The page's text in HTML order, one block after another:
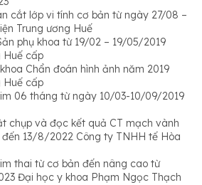
cắt lớp vi tính cơ bản từ ngày 27/08 –
Trung ương Huế
phụ khoa từ 19/02 – 19/05/2019
Huế cấp
Chẩn đoán hình ảnh năm 2019
Huế cấp
06 tháng từ ngày 10/03-10/09/2019
chụp và đọc kết quả CT mạch vành
13/8/2022 Công ty TNHH tế Hòa
thai từ cơ bản đến nâng cao từ
Đại học y khoa Phạm Ngọc Thạch